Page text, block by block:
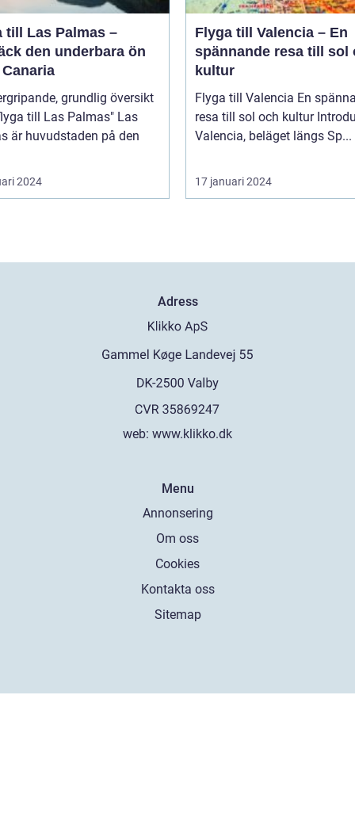
till Las Palmas –
den underbara ön
grundlig översikt
till Las Palmas" Las
är huvudstaden på den
2024
Flyga till Valencia – En
spännande resa till sol
kultur
Flyga till Valencia En spännande
resa till sol och kultur Introduktion
Valencia, beläget längs Sp...
17 januari 2024
Adress
web: www.klikko.dk
Menu
Annonsering
Om oss
Cookies
Kontakta oss
Sitemap